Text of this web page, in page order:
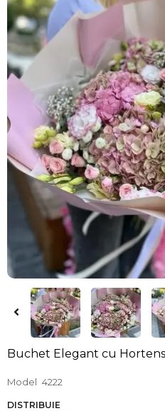
Buchet Elegant cu
Model 4222
DISTRIBUIE